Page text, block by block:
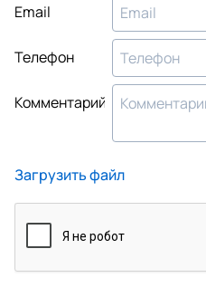
Email
Телефон
Комментарий
Загрузить файл